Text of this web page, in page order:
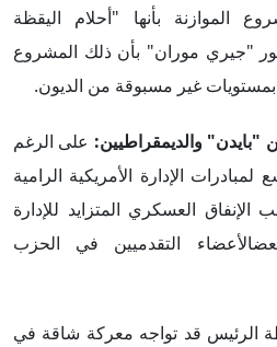
الموازنة بأنها "أحلام اليقظة
"جيري موران" بأن ذلك المشروع
بمستويات غير مسبوقة من الديون.
على الرغم
الإدارة الأمريكية الرامية
العسكري المتزايد للإدارة
التقدميين في الحزب
قد تواجه معركة شاقة في